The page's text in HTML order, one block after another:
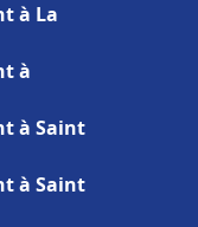
à La
à
à Saint
à Saint